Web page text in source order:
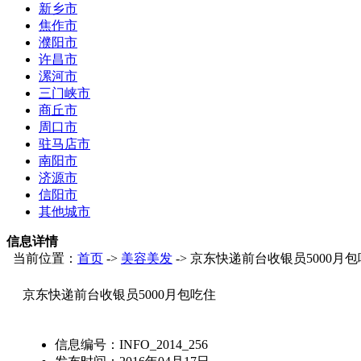
新乡市
焦作市
濮阳市
许昌市
漯河市
三门峡市
商丘市
周口市
驻马店市
南阳市
济源市
信阳市
其他城市
信息详情
当前位置： 首页 -> 美容美发 -> 京东快递前台收银员5000月包
京东快递前台收银员5000月包吃住
信息编号： INFO_2014_256